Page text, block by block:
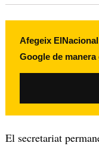
Afegeix
Google de
El secretariat